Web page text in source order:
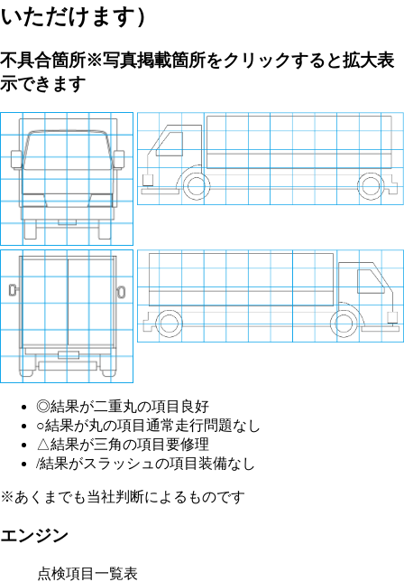
いただけます）
不具合箇所※写真掲載箇所をクリックすると拡大表
示できます
◎結果が二重丸の項目 良好
○結果が丸の項目 通常走行問題なし
△結果が三角の項目 要修理
/結果がスラッシュの項目 装備なし
※あくまでも当社判断によるものです
エンジン
点検項目一覧表